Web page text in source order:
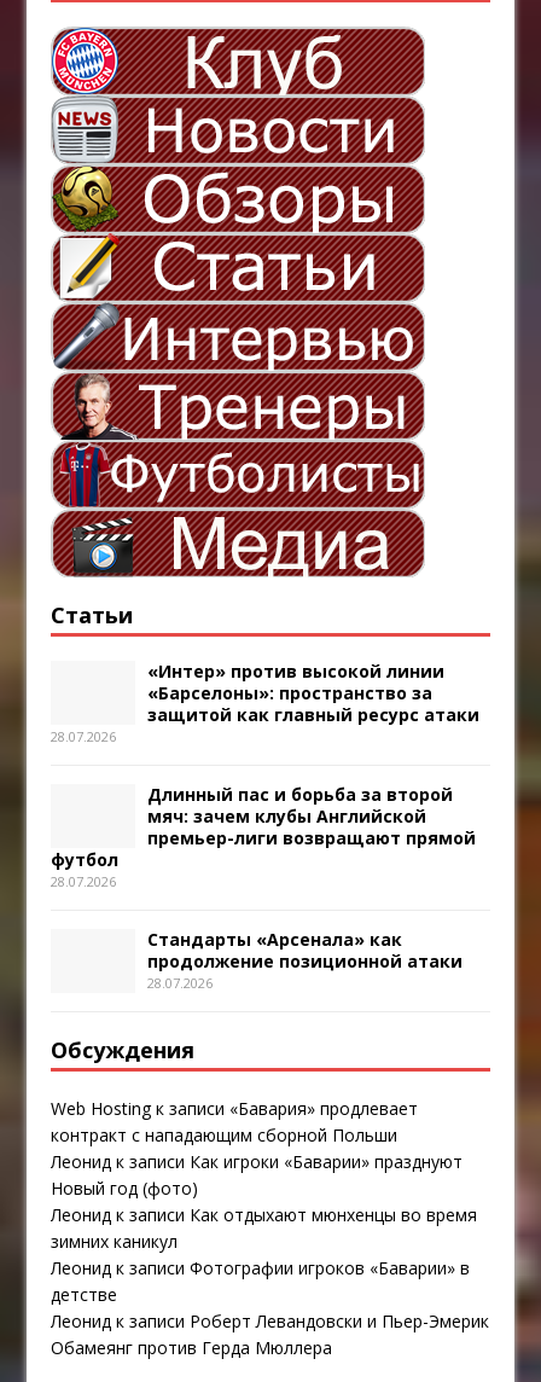
Статьи
«Интер» против высокой линии
«Барселоны»: пространство за
защитой как главный ресурс атаки
28.07.2026
Длинный пас и борьба за второй
мяч: зачем клубы Английской
премьер-лиги возвращают прямой
футбол
28.07.2026
Стандарты «Арсенала» как
продолжение позиционной атаки
28.07.2026
Обсуждения
Web Hostingк записи «Бавария» продлевает
контракт с нападающим сборной Польши
Леонид к записи Как игроки «Баварии» празднуют
Новый год (фото)
Леонид к записи Как отдыхают мюнхенцы во время
зимних каникул
Леонид к записиФотографии игроков «Баварии» в
детстве
Леонид к записи Роберт Левандовски и Пьер-Эмерик
Обамеянг против Герда Мюллера